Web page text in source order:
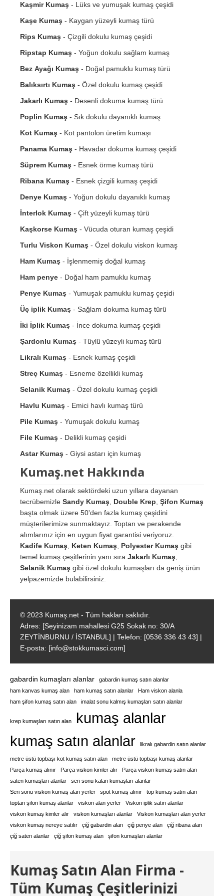
Kaşmir Kumaş - Lüks ve yumuşak kumaş çeşidi
Kaşe Kumaş - Kaygan yüzeyli kumaş türü
Rips Kumaş - Çizgili dokulu kumaş çeşidi
Ripstap Kumaş - Yoğun dokulu sağlam kumaş
Bez Ayağı Kumaş - Doğal pamuklu kumaş türü
Balıksırtı Kumaş - Özel dokulu kumaş çeşidi
Jakarlı Kumaş - Desenli dokuma kumaş türü
Poplin Kumaş - Sık dokulu dayanıklı kumaş
Kot Kumaş - Kot pantolon üretim kumaşı
Panama Kumaş - Havadar dokuma kumaş çeşidi
Süprem Kumaş - Esnek örme kumaş türü
Ribana Kumaş - Esnek çizgili kumaş çeşidi
Denye Kumaş - Yoğun dokulu dayanıklı kumaş
İnterlok Kumaş - Çift yüzeyli kumaş türü
Kaşkorse Kumaş - Vücuda oturan kumaş çeşidi
Turlu Viskon Kumaş - Özel dokulu viskon kumaş
Ham Kumaş - İşlenmemiş doğal kumaş
Ham penye - Doğal ham pamuklu kumaş
Penye Kumaş - Yumuşak pamuklu kumaş çeşidi
Üç iplik Kumaş - Sağlam dokuma kumaş türü
İki İplik Kumaş - İnce dokuma kumaş çeşidi
Şardonlu Kumaş - Tüylü yüzeyli kumaş türü
Likralı Kumaş - Esnek kumaş çeşidi
Streç Kumaş - Esneme özellikli kumaş
Selanik Kumaş - Özel dokulu kumaş çeşidi
Havlu Kumaş - Emici havlı kumaş türü
Pile Kumaş - Yumuşak dokulu kumaş
File Kumaş - Delikli kumaş çeşidi
Astar Kumaş - Giysi astarı için kumaş
Kumaş.net Hakkında
Kumaş.net olarak sektördeki uzun yıllara dayanan
tecrübemizleSandy Kumaş, Double Krep,Şifon Kumaş
başta olmak üzere 50'den fazla kumaş çeşidini
müşterilerimize sunmaktayız. Toptan ve perakende
alımlarınız için en uygun fiyat garantisi veriyoruz.
Kadife Kumaş, Keten Kumaş, Polyester Kumaş gibi
temel kumaş çeşitlerinin yanı sıraJakarlı Kumaş,
Selanik Kumaş gibi özel dokulu kumaşları da geniş ürün
yelpazemizde bulabilirsiniz.
© 2023 Kumaş.net - Tüm hakları saklıdır.
Adres: [Seyinizam mahallesi G25 Sokak no: 30/A
ZEYTİNBURNU / İSTANBUL] | Telefon: [0536 336 43 43] |
E-posta: [info@stokkumasci.com]
gabardin kumaşları alanlar
gabardin kumaş satın alanlar
ham kanvas kumaş alan
ham kumaş satın alanlar
Ham viskon alanla
ham şifon kumaş satın alan
imalat sonu kalmış kumaşları satın alanlar
krep kumaşları satın alan
kumaş alanlar
kumaş satın alanlar
likralı gabardin satın alanlar
metre üstü topbaşı kot kumaş satın alan
metre üstü topbaşı kumaş alanlar
Parça kumaş alınır
Parça viskon kimler alır
Parça viskon kumaş satın alan
saten kumaşları alanlar
seri sonu kalan kumaşları alanlar
Seri sonu viskon kumaş alan yerler
spot kumaş alınır
top kumaş satın alan
toptan şifon kumaş alanlar
viskon alan yerler
Viskon iplik satın alanlar
viskon kumaş kimler alır
viskon kumaşları alanlar
Viskon kumaşları alan yerler
viskon kumaş nereye satılır
çiğ gabardin alan çiğ penye alan
çiğ ribana alan
çiğ saten alanlar
çiğ şifon kumaş alan şifon kumaşları alanlar
Kumaş Satın Alan Firma -
Tüm Kumaş Çeşitlerinizi